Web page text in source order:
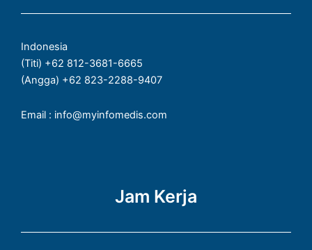
o
-
f
r
p
Indonesia
(Titi) +62 812-3681-6665
(Angga) +62 823-2288-9407
Email : info@myinfomedis.com
Jam Kerja